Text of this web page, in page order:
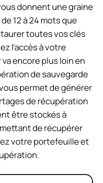
donnent une graine
12 à 24 mots que
toutes vos clés
l’accès à votre
encore plus loin en
de sauvegarde
permet de générer
de récupération
être stockés à
de récupérer
votre portefeuille et